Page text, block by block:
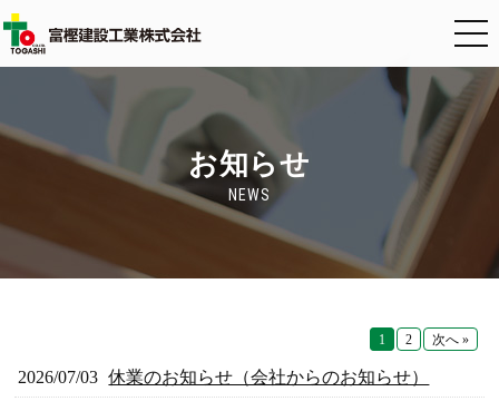
お知らせ
NEWS
1 2 次へ »
2026/07/03 休業のお知らせ（会社からのお知らせ）